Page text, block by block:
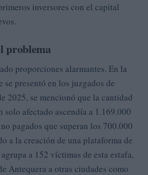
inversores con el capital
problema
proporciones alarmantes. En la
presentó en los juzgados de
2025, se mencionó que la cantidad
afectado ascendía a 1.169.000
pagados que superan los 700.000
a la creación de una plataforma de
a 152 víctimas de esta estafa,
Antequera a otras ciudades como